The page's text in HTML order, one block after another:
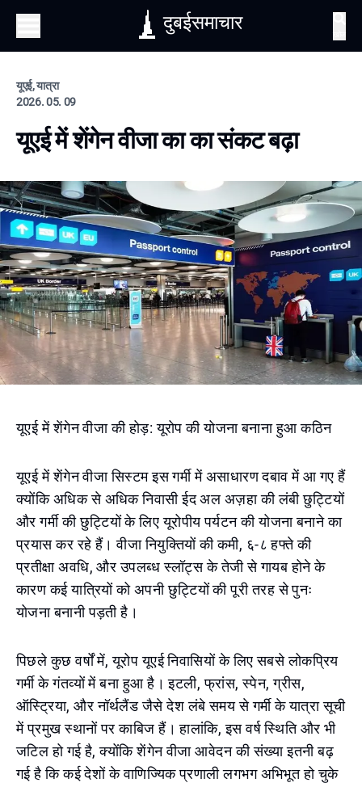
दुबईसमाचार
यूएई, यात्रा
2026. 05. 09
यूएई में शेंगेन वीजा का का संकट बढ़ा
यूएई में शेंगेन वीजा की होड़: यूरोप की योजना बनाना हुआ कठिन
यूएई में शेंगेन वीजा सिस्टम इस गर्मी में असाधारण दबाव में आ गए हैं
क्योंकि अधिक से अधिक निवासी ईद अल अज़हा की लंबी छुट्टियों
और गर्मी की छुट्टियों के लिए यूरोपीय पर्यटन की योजना बनाने का
प्रयास कर रहे हैं। वीजा नियुक्तियों की कमी, ६-८ हफ्ते की
प्रतीक्षा अवधि, और उपलब्ध स्लॉट्स के तेजी से गायब होने के
कारण कई यात्रियों को अपनी छुट्टियों की पूरी तरह से पुनः
योजना बनानी पड़ती है।
पिछले कुछ वर्षों में, यूरोप यूएई निवासियों के लिए सबसे लोकप्रिय
गर्मी के गंतव्यों में बना हुआ है। इटली, फ्रांस, स्पेन, ग्रीस,
ऑस्ट्रिया, और नॉर्थलैंड जैसे देश लंबे समय से गर्मी के यात्रा सूची
में प्रमुख स्थानों पर काबिज हैं। हालांकि, इस वर्ष स्थिति और भी
जटिल हो गई है, क्योंकि शेंगेन वीजा आवेदन की संख्या इतनी बढ़
गई है कि कई देशों के वाणिज्यिक प्रणाली लगभग अभिभूत हो चुके